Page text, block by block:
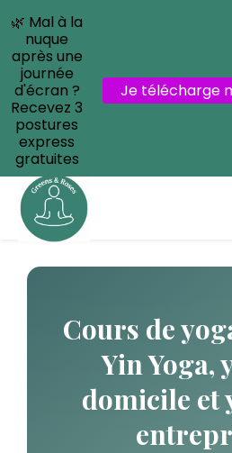
Cours de
Yin Yoga,
domicile et
🌿 Mal à la
nuque
après une
journée
d'écran ?
Recevez 3
postures
express
gratuites
Je télécharge